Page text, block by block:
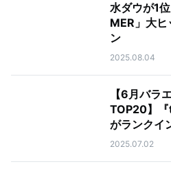
水ダウが1
MER」大ヒ
ン
2025.08.04
【6月バラ
TOP20】『
がランクイ
2025.07.02